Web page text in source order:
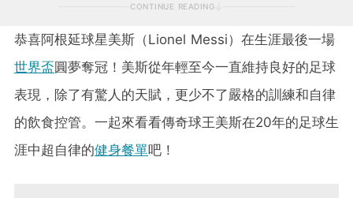
CONTINUE READING
恭喜阿根延球星美斯（Lionel Messi）在生涯最後一場
世界盃圓夢奪冠！美斯從年輕至今一直維持良好的足球
表現，除了有驚人的天賦，更少不了嚴格的訓練和自律
的飲食控管。一起來看看傳奇球王美斯在20年的足球生
涯中超自律的健身餐單吧！